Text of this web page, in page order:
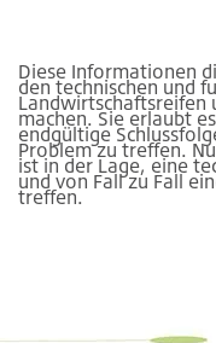
Diese Informationen
den technischen und
Landwirtschaftsreifen
machen. Sie erlaubt
endgültige
Problem zu treffen.
ist in der Lage, eine
und von Fall zu Fall
treffen.